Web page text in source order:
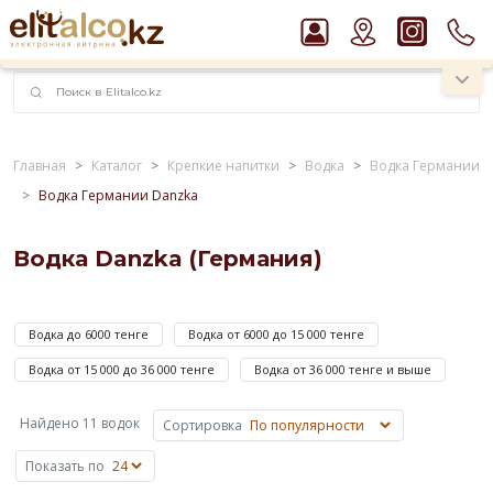
наименований!
instagram.com/rojo.kz
Рекомендуем
Виски Talisker 10 YO Malt 45,8% in Box
Джин Gordon`s London Dry Gin 37,5%
Главная Каталог Крепкие напитки Водка
Водка Германии
Водка Германии Danzka
Водка Danzka (Германия)
Danzka
(Германия)
по
от
745
до
Водка до 6000 тенге Водка от 6000 до 15 000 тенге
Водка от 15 000 до 36 000 тенге Водка от 36 000 тенге и выше
Найдено 11 водок Сортировка
Показать по